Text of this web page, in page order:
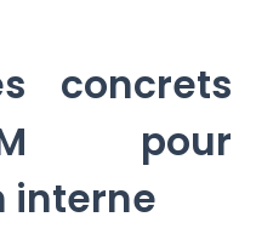
concrets
pour
interne